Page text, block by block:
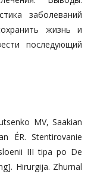
заболеваний
жизнь и
последующий
MV, Saakian
ÉR. Stentirovanie
III tipa po De
Hirurgija. Zhurnal